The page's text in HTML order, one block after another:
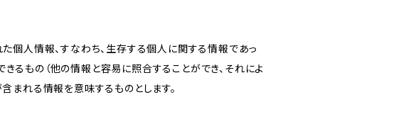
個人情報、すなわち、生存する個人に関する情報であっ
るもの（他の情報と容易に照合することができ、それによ
まれる情報を意味するものとします。